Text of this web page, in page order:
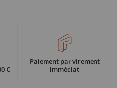
€
Paiement par virement
immédiat